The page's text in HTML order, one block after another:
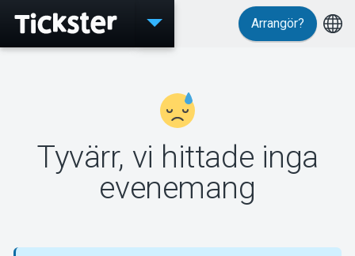
Evenemang
MyTickster
Arrangör?
Tyvärr, vi hittade inga
evenemang